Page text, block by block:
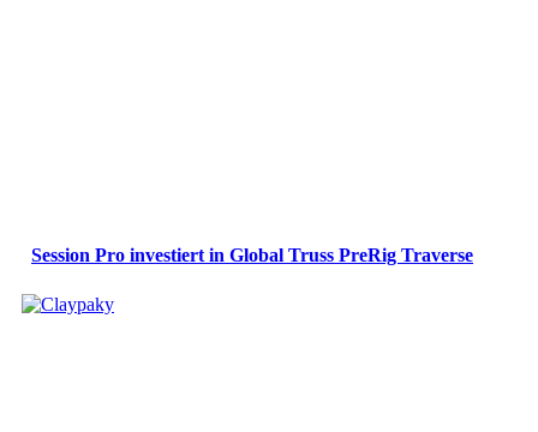
Session Pro investiert in Global Truss PreRig Traverse